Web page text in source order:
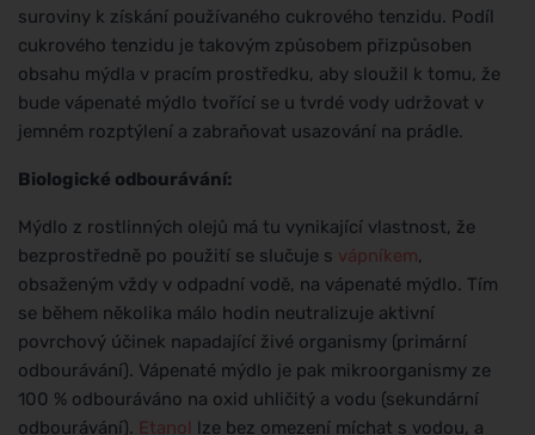
suroviny k získání používaného cukrového tenzidu. Podíl
cukrového tenzidu je takovým způsobem přizpůsoben
obsahu mýdla v pracím prostředku, aby sloužil k tomu, že
bude vápenaté mýdlo tvořící se u tvrdé vody udržovat v
jemném rozptýlení a zabraňovat usazování na prádle.
Biologické odbourávání:
Mýdlo z rostlinných olejů má tu vynikající vlastnost, že
bezprostředně po použití se slučuje s vápníkem,
obsaženým vždy v odpadní vodě, na vápenaté mýdlo. Tím
se během několika málo hodin neutralizuje aktivní
povrchový účinek napadající živé organismy (primární
odbourávání). Vápenaté mýdlo je pak mikroorganismy ze
100 % odbouráváno na oxid uhličitý a vodu (sekundární
odbourávání). Etanol lze bez omezení míchat s vodou, a